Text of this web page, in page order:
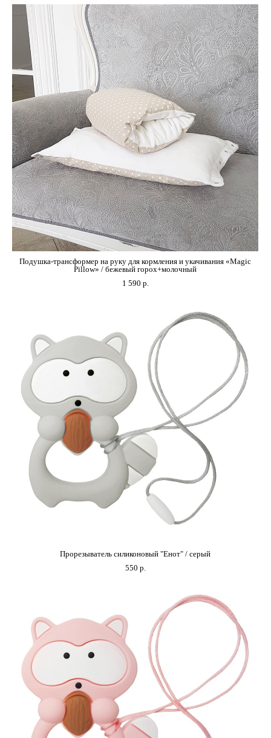
Подушка-трансформер на руку для кормления и укачивания «Magic
Pillow» / бежевый горох+молочный
1 590 p.
Прорезыватель силиконовый "Енот" / серый
550 p.